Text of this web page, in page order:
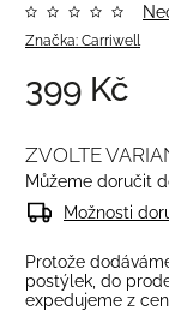
Značka: Carriwell
399 Kč
ZVOLTE
Můžeme doručit
Možnosti
Protože
postýlek, do
expedujeme z